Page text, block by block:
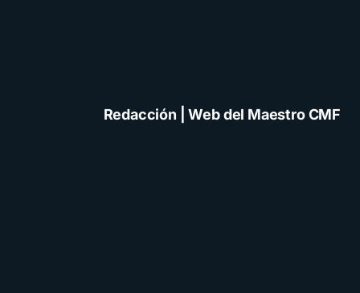
Redacción | Web del Maestro CMF